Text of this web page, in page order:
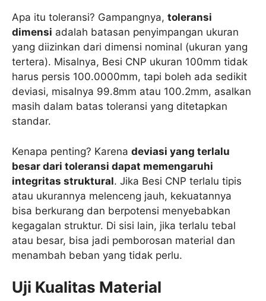
Apa itu toleransi? Gampangnya, toleransi
dimensi adalah batasan penyimpangan ukuran
yang diizinkan dari dimensi nominal (ukuran yang
tertera). Misalnya, Besi CNP ukuran 100mm tidak
harus persis 100.0000mm, tapi boleh ada sedikit
deviasi, misalnya 99.8mm atau 100.2mm, asalkan
masih dalam batas toleransi yang ditetapkan
standar.
Kenapa penting? Karena deviasi yang terlalu
besar dari toleransi dapat memengaruhi
integritas struktural. Jika Besi CNP terlalu tipis
atau ukurannya melenceng jauh, kekuatannya
bisa berkurang dan berpotensi menyebabkan
kegagalan struktur. Di sisi lain, jika terlalu tebal
atau besar, bisa jadi pemborosan material dan
menambah beban yang tidak perlu.
Uji Kualitas Material